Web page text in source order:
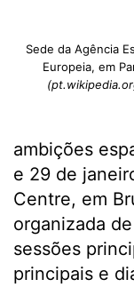
Sede da Agência
Europeia, em
ambições
e 29 de
Centre, em
organizada
sessões
principais e